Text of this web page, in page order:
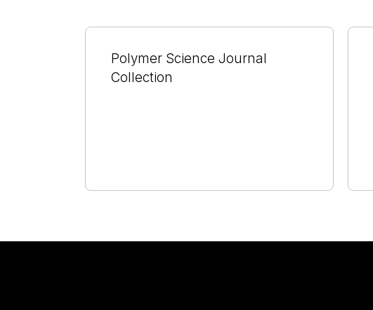
Polymer Science Journal
Collection